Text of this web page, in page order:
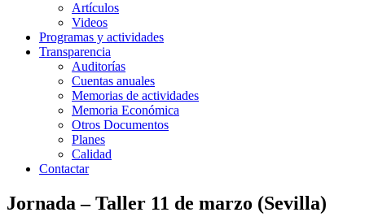
Artículos
Videos
Programas y actividades
Transparencia
Auditorías
Cuentas anuales
Memorias de actividades
Memoria Económica
Otros Documentos
Planes
Calidad
Contactar
Jornada – Taller 11 de marzo (Sevilla)